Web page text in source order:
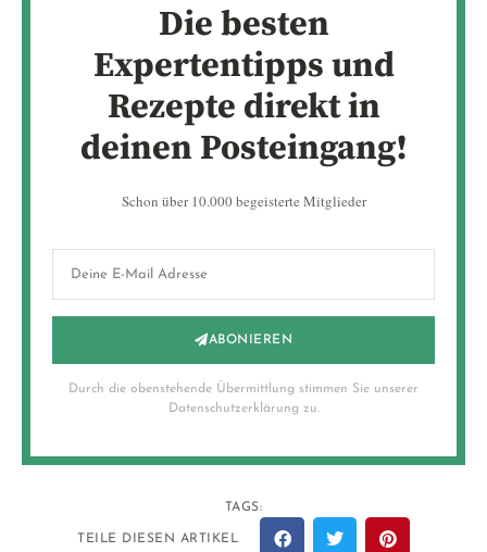
Die besten
Expertentipps und
Rezepte direkt in
deinen Posteingang!
Schon über 10.000 begeisterte Mitglieder
ABONIEREN
Durch die obenstehende Übermittlung stimmen Sie unserer
Datenschutzerklärung zu.
TAGS:
TEILE DIESEN ARTIKEL